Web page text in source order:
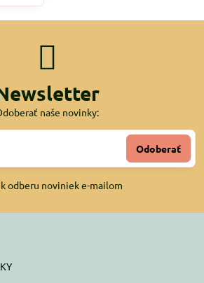
naše novinky:
Odoberať
odberu noviniek e-mailom